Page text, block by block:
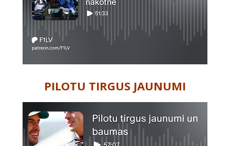
PILOTU TIRGUS JAUNUMI